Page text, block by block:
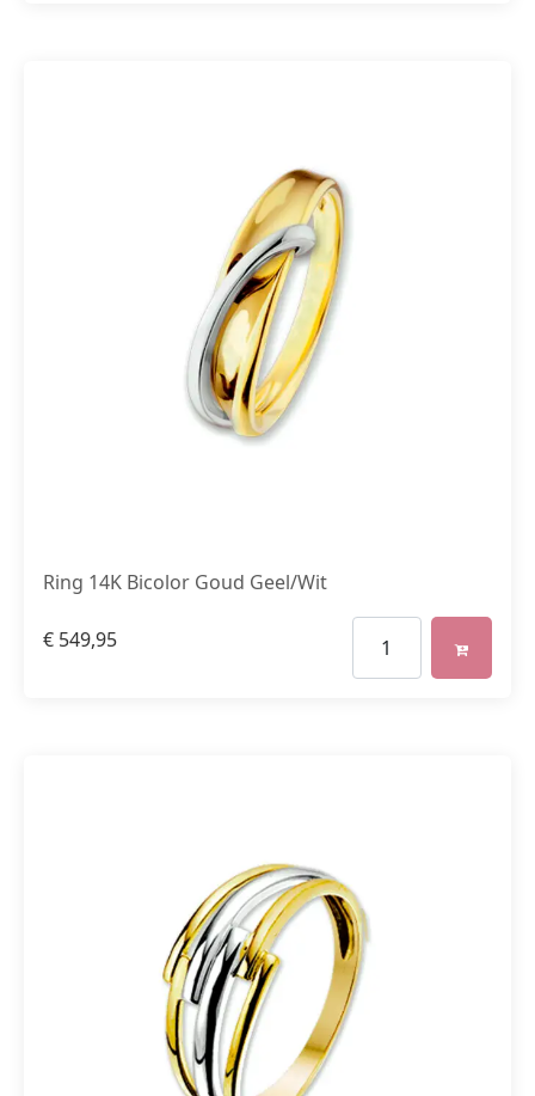
Ring 14K Bicolor Goud Geel/Wit
€ 549,95